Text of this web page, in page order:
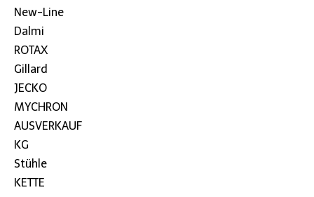
New-Line
Dalmi
ROTAX
Gillard
JECKO
MYCHRON
AUSVERKAUF
KG
Stühle
KETTE